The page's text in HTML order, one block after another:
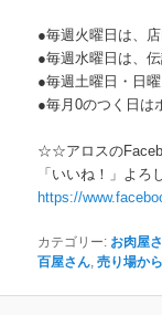
●毎週火曜日は、
●毎週水曜日は、
●毎週土曜日・日
●毎月0のつく日は
☆☆アロスの
「いいね！」よろ
https://
カテゴリー: お肉屋
百屋さん,売り場か